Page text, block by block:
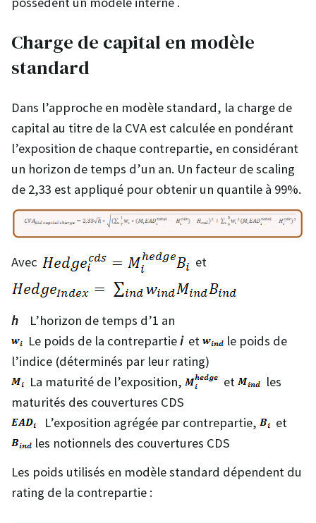
Charge de capital en modèle
standard
Dans l’approche en modèle standard, la charge de
capital au titre de la CVA est calculée en pondérant
l’exposition de chaque contrepartie, en considérant
un horizon de temps d’un an. Un facteur de scaling
de 2,33 est appliqué pour obtenir un quantile à 99%.
Avec et
h L’horizon de temps d’1 an
Le poids de la contrepartieiet
le poids de
l’indice (déterminés par leur rating)
La maturité de l’exposition,
et
les
maturités des couvertures CDS
L’exposition agrégée par contrepartie,
et
les notionnels des couvertures CDS
Les poids utilisés en modèle standard dépendent du
rating de la contrepartie :